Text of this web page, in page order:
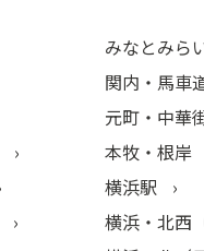
みなとみら
関内・馬車
元町・中華
本牧・根岸
横浜駅
横浜・北西